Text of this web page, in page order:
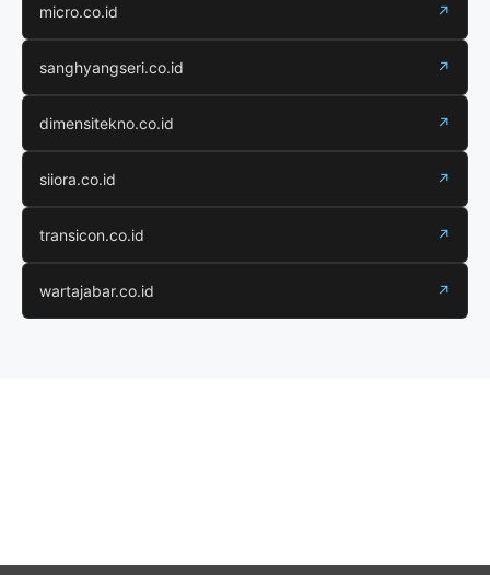
micro.co.id ↗
sanghyangseri.co.id ↗
dimensitekno.co.id ↗
siiora.co.id ↗
transicon.co.id ↗
wartajabar.co.id ↗